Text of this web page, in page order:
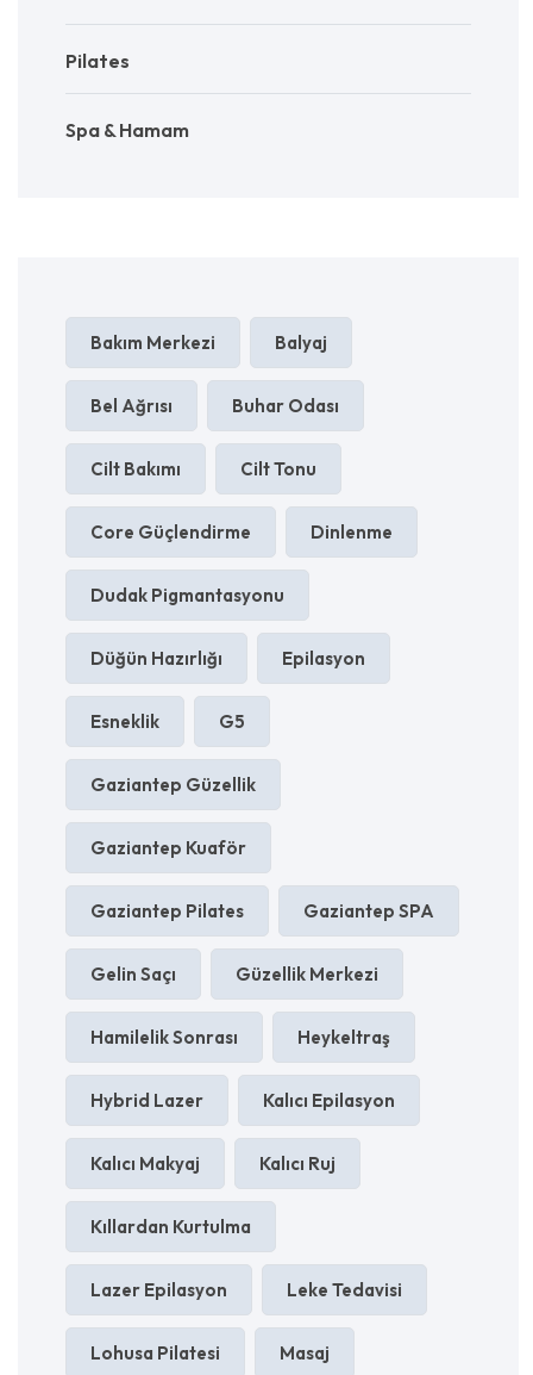
Pilates
Spa & Hamam
Bakım Merkezi Balyaj
Bel Ağrısı Buhar Odası
Cilt Bakımı Cilt Tonu
Core Güçlendirme Dinlenme
Dudak Pigmantasyonu
Düğün Hazırlığı Epilasyon
Esneklik G5
Gaziantep Güzellik
Gaziantep Kuaför
Gaziantep Pilates Gaziantep SPA
Gelin Saçı Güzellik Merkezi
Hamilelik Sonrası Heykeltraş
Hybrid Lazer Kalıcı Epilasyon
Kalıcı Makyaj Kalıcı Ruj
Kıllardan Kurtulma
Lazer Epilasyon Leke Tedavisi
Lohusa Pilatesi Masaj